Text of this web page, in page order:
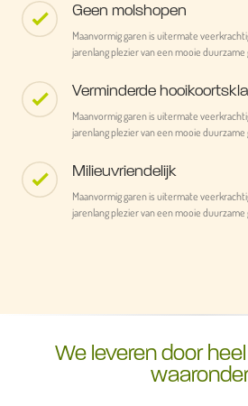
Geen molshopen
Maanvormig garen is uitermate
jarenlang plezier van een mooie duurzame
Verminderde
Maanvormig garen is uitermate
jarenlang plezier van een mooie duurzame
Milieuvriendelijk
Maanvormig garen is uitermate
jarenlang plezier van een mooie duurzame
We leveren door